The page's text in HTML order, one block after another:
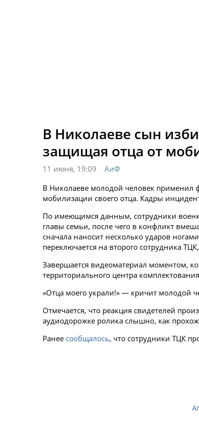
В Николаеве сын
защищая отца от
11 июня, 19:09
АиФ
В Николаеве молодой человек применил
мобилизации своего отца. Кадры
По имеющимся данным, сотрудники
главы семьи, после чего в конфликт
сначала наносит несколько ударов
переключается на второго сотрудника
Завершается видеоматериал моментом,
территориального центра
«Отца моего украли!» — кричит молодой
Отмечается, что реакция свидетелей
аудиодорожке ролика слышно, как
Ранее сообщалось, что сотрудники ТЦК